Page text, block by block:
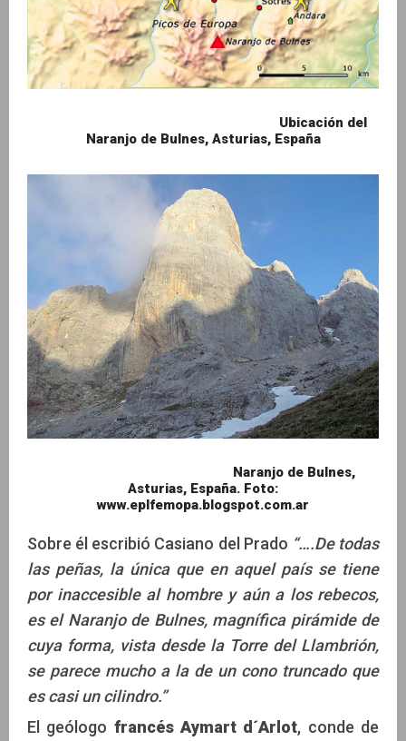
Ubicación del
Naranjo de Bulnes, Asturias, España
Naranjo de Bulnes,
Asturias, España. Foto:
www.eplfemopa.blogspot.com.ar
Sobre él escribió Casiano del Prado “….De todas
las peñas, la única que en aquel país se tiene
por inaccesible al hombre y aún a los rebecos,
es el Naranjo de Bulnes, magnífica pirámide de
cuya forma, vista desde la Torre del Llambrión,
se parece mucho a la de un cono truncado que
es casi un cilindro.”
El geólogo francés Aymart d´Arlot, conde de